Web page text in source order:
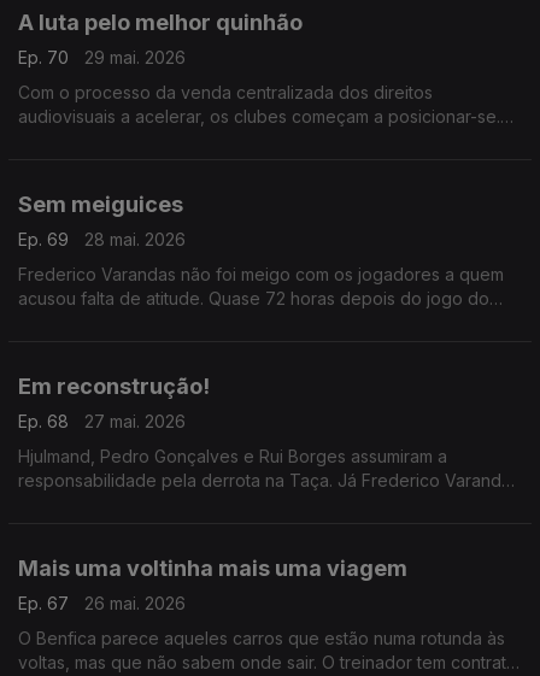
A luta pelo melhor quinhão
Ep. 70
29 mai. 2026
Com o processo da venda centralizada dos direitos
audiovisuais a acelerar, os clubes começam a posicionar-se.
Sem meiguices
Ep. 69
28 mai. 2026
Frederico Varandas não foi meigo com os jogadores a quem
acusou falta de atitude. Quase 72 horas depois do jogo do
Em reconstrução!
Ep. 68
27 mai. 2026
Hjulmand, Pedro Gonçalves e Rui Borges assumiram a
responsabilidade pela derrota na Taça. Já Frederico Varandas
Mais uma voltinha mais uma viagem
Ep. 67
26 mai. 2026
O Benfica parece aqueles carros que estão numa rotunda às
voltas, mas que não sabem onde sair. O treinador tem contrato,